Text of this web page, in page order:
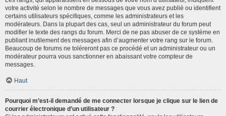
votre activité selon le nombre de messages que vous avez publié ou identifient
certains utilisateurs spécifiques, comme les administrateurs et les
modérateurs. Dans la plupart des cas, seul un administrateur du forum peut
modifier le texte des rangs du forum. Merci de ne pas abuser de ce système en
publiant inutilement des messages afin d’augmenter votre rang sur le forum.
Beaucoup de forums ne toléreront pas ce procédé et un administrateur ou un
modérateur pourra vous sanctionner en abaissant votre compteur de
messages.
Haut
Pourquoi m’est-il demandé de me connecter lorsque je clique sur le lien de
courrier électronique d’un utilisateur ?